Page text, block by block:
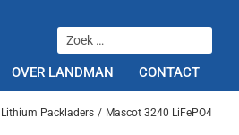
OVER LANDMAN CONTACT
Lithium Packladers Mascot 3240 LiFePO4